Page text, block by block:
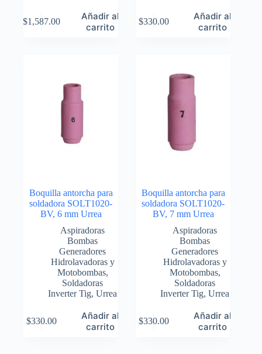
$1,587.00
Añadir al
carrito
$330.00
Añadir al
carrito
Boquilla antorcha para
soldadora SOLT1020-
BV, 6 mm Urrea
Aspiradoras
Bombas
Generadores
Hidrolavadoras y
Motobombas,
Soldadoras
Inverter Tig,Urrea
$330.00
Añadir al
carrito
Boquilla antorcha para
soldadora SOLT1020-
BV, 7 mm Urrea
Aspiradoras
Bombas
Generadores
Hidrolavadoras y
Motobombas,
Soldadoras
Inverter Tig,Urrea
$330.00
Añadir al
carrito